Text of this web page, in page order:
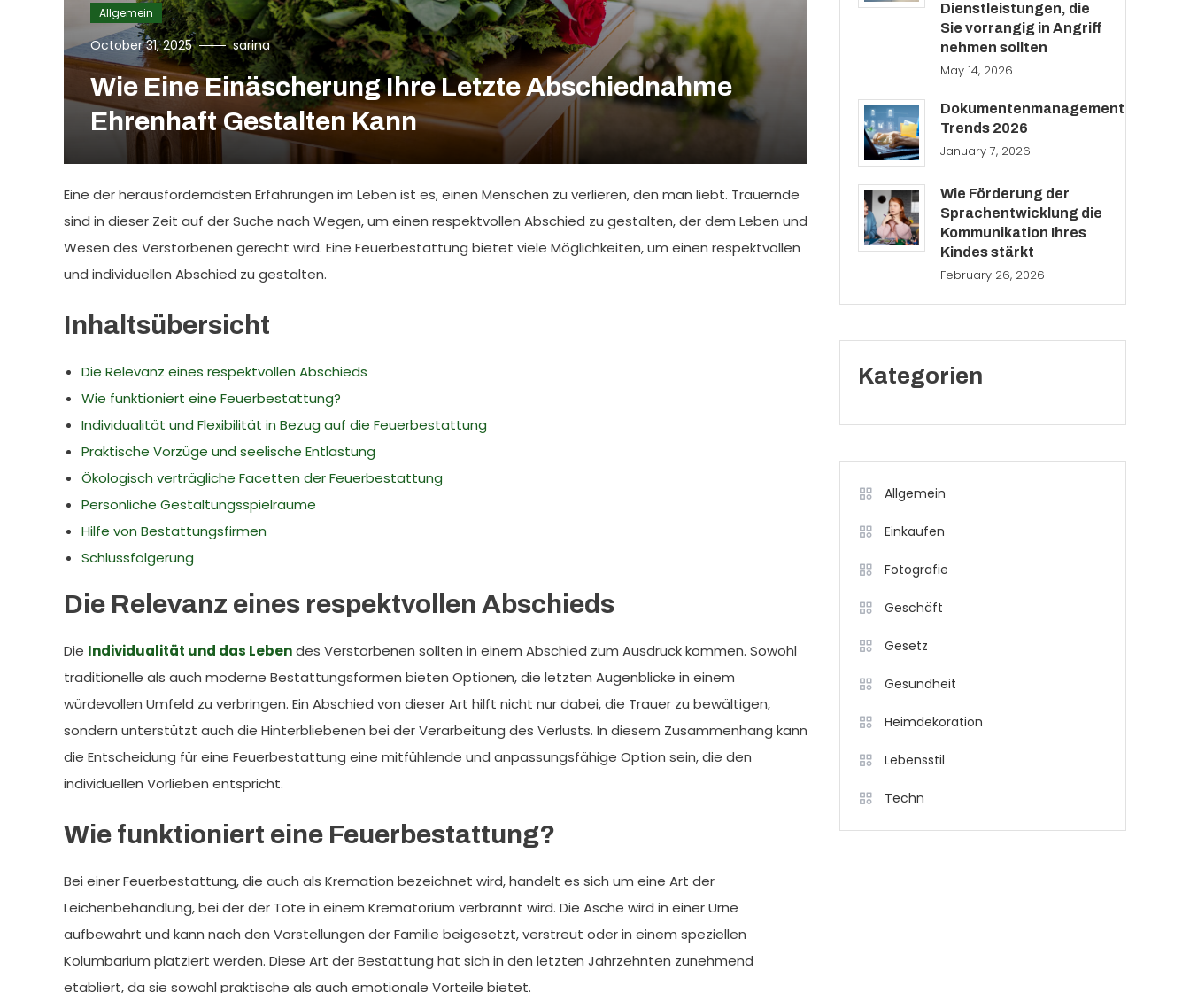
Allgemein
October 31, 2025 sarina
Wie Eine Einäscherung Ihre Letzte Abschiednahme
Ehrenhaft Gestalten Kann
Eine der herausforderndsten Erfahrungen im Leben ist es, einen Menschen zu verlieren, den man liebt. Trauernde
sind in dieser Zeit auf der Suche nach Wegen, um einen respektvollen Abschied zu gestalten, der dem Leben und
Wesen des Verstorbenen gerecht wird. Eine Feuerbestattung bietet viele Möglichkeiten, um einen respektvollen
und individuellen Abschied zu gestalten.
Inhaltsübersicht
Die Relevanz eines respektvollen Abschieds
Wie funktioniert eine Feuerbestattung?
Individualität und Flexibilität in Bezug auf die Feuerbestattung
Praktische Vorzüge und seelische Entlastung
Ökologisch verträgliche Facetten der Feuerbestattung
Persönliche Gestaltungsspielräume
Hilfe von Bestattungsfirmen
Schlussfolgerung
Die Relevanz eines respektvollen Abschieds
Die Individualität und das Lebendes Verstorbenen sollten in einem Abschied zum Ausdruck kommen. Sowohl
traditionelle als auch moderne Bestattungsformen bieten Optionen, die letzten Augenblicke in einem
würdevollen Umfeld zu verbringen. Ein Abschied von dieser Art hilft nicht nur dabei, die Trauer zu bewältigen,
sondern unterstützt auch die Hinterbliebenen bei der Verarbeitung des Verlusts. In diesem Zusammenhang kann
die Entscheidung für eine Feuerbestattung eine mitfühlende und anpassungsfähige Option sein, die den
individuellen Vorlieben entspricht.
Wie funktioniert eine Feuerbestattung?
Bei einer Feuerbestattung, die auch als Kremation bezeichnet wird, handelt es sich um eine Art der
Leichenbehandlung, bei der der Tote in einem Krematorium verbrannt wird. Die Asche wird in einer Urne
aufbewahrt und kann nach den Vorstellungen der Familie beigesetzt, verstreut oder in einem speziellen
Kolumbarium platziert werden. Diese Art der Bestattung hat sich in den letzten Jahrzehnten zunehmend
etabliert, da sie sowohl praktische als auch emotionale Vorteile bietet.
Dienstleistungen, die
Sie vorrangig in Angriff
nehmen sollten
May 14, 2026
Dokumentenmanagement
Trends 2026
January 7, 2026
Wie Förderung der
Sprachentwicklung die
Kommunikation Ihres
Kindes stärkt
February 26, 2026
Kategorien
Allgemein
Einkaufen
Fotografie
Geschäft
Gesetz
Gesundheit
Heimdekoration
Lebensstil
Techn